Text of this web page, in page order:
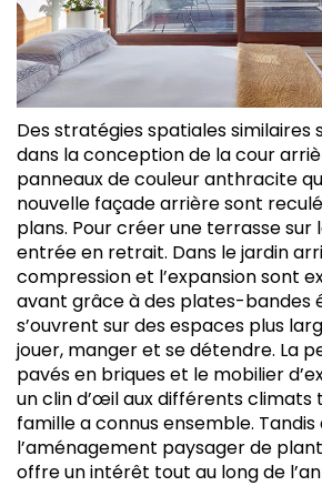
Des stratégies spatiales similaires
dans la conception de la cour
panneaux de couleur anthracite
nouvelle façade arrière sont
plans. Pour créer une terrasse sur
entrée en retrait. Dans le jardin
compression et l’expansion sont
avant grâce à des plates-bandes
s’ouvrent sur des espaces plus
jouer, manger et se détendre. La
pavés en briques et le mobilier
un clin d’œil aux différents climats
famille a connus ensemble. Tandis
l’aménagement paysager de
offre un intérêt tout au long de